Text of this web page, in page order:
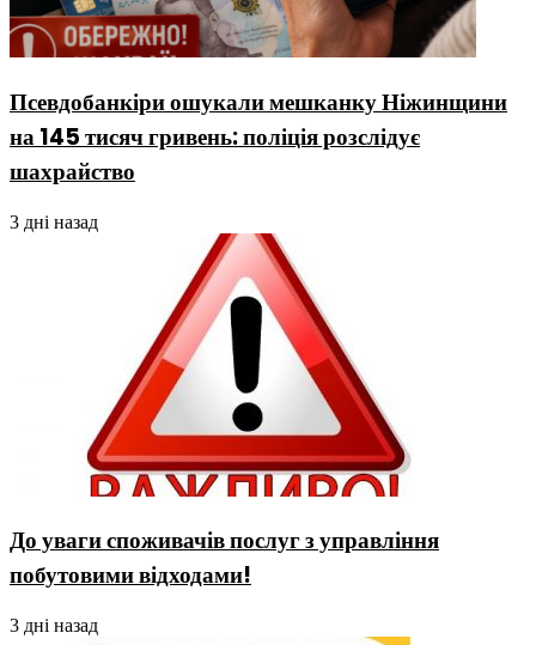
Псевдобанкіри ошукали мешканку Ніжинщини
на 145 тисяч гривень: поліція розслідує
шахрайство
3 дні назад
До уваги споживачів послуг з управління
побутовими відходами!
3 дні назад